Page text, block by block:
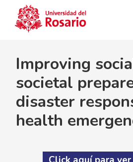
Improving
societal
disaster
health